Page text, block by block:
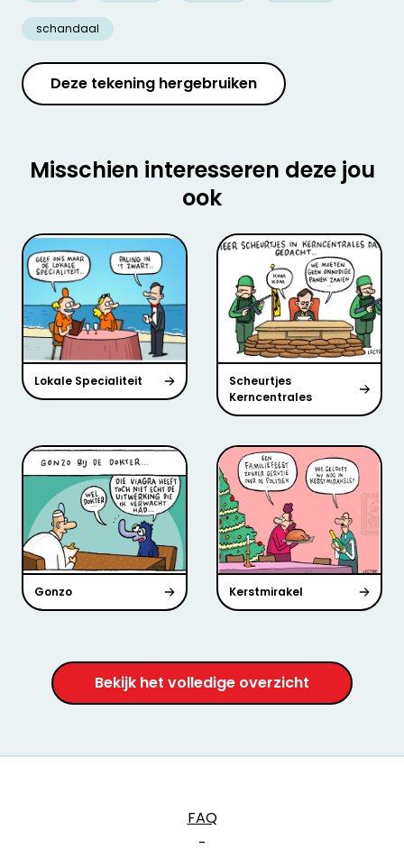
schandaal
Deze tekening hergebruiken
Misschien interesseren deze jou
ook
Lokale Specialiteit
Scheurtjes
Kerncentrales
Gonzo Kerstmirakel
Bekijk het volledige overzicht
FAQ
-